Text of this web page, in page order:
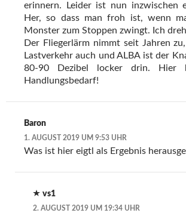
erinnern. Leider ist nun inzwischen
Her, so dass man froh ist, wenn
Monster zum Stoppen zwingt. Ich
Der Fliegerlärm nimmt seit Jahren
Lastverkehr auch und ALBA ist der
80-90 Dezibel locker drin. Hier
Handlungsbedarf!
Baron
1. AUGUST 2019 UM 9:53 UHR
Was ist hier eigtl als Ergebnis
vs1
2. AUGUST 2019 UM 19:34 UHR